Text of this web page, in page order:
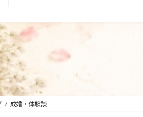
成婚・体験談